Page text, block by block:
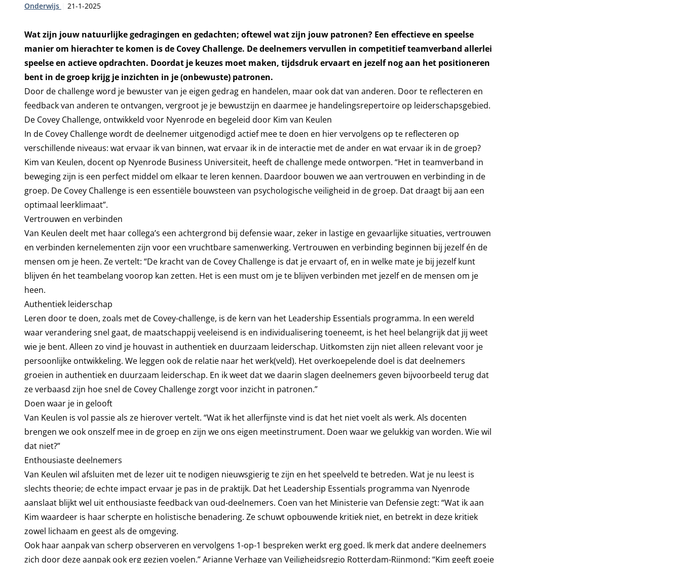
Type:
Onderwijs Publicatiedatum:
21-1-2025
Wat zijn jouw natuurlijke gedragingen en gedachten; oftewel wat zijn jouw patronen? Een effectieve en speelse
manier om hierachter te komen is de Covey Challenge. De deelnemers vervullen in competitief teamverband allerlei
speelse en actieve opdrachten. Doordat je keuzes moet maken, tijdsdruk ervaart en jezelf nog aan het positioneren
bent in de groep krijg je inzichten in je (onbewuste) patronen.
Door de challenge word je bewuster van je eigen gedrag en handelen, maar ook dat van anderen. Door te reflecteren en
feedback van anderen te ontvangen, vergroot je je bewustzijn en daarmee je handelingsrepertoire op leiderschapsgebied.
De Covey Challenge, ontwikkeld voor Nyenrode en begeleid door Kim van Keulen
In de Covey Challenge wordt de deelnemer uitgenodigd actief mee te doen en hier vervolgens op te reflecteren op
verschillende niveaus: wat ervaar ik van binnen, wat ervaar ik in de interactie met de ander en wat ervaar ik in de groep?
Kim van Keulen, docent op Nyenrode Business Universiteit, heeft de challenge mede ontworpen. “Het in teamverband in
beweging zijn is een perfect middel om elkaar te leren kennen. Daardoor bouwen we aan vertrouwen en verbinding in de
groep. De Covey Challenge is een essentiële bouwsteen van psychologische veiligheid in de groep. Dat draagt bij aan een
optimaal leerklimaat”.
Vertrouwen en verbinden
Van Keulen deelt met haar collega’s een achtergrond bij defensie waar, zeker in lastige en gevaarlijke situaties, vertrouwen
en verbinden kernelementen zijn voor een vruchtbare samenwerking. Vertrouwen en verbinding beginnen bij jezelf én de
mensen om je heen. Ze vertelt: “De kracht van de Covey Challenge is dat je ervaart of, en in welke mate je bij jezelf kunt
blijven én het teambelang voorop kan zetten. Het is een must om je te blijven verbinden met jezelf en de mensen om je
heen.
Authentiek leiderschap
Leren door te doen, zoals met de Covey-challenge, is de kern van het Leadership Essentials programma. In een wereld
waar verandering snel gaat, de maatschappij veeleisend is en individualisering toeneemt, is het heel belangrijk dat jij weet
wie je bent. Alleen zo vind je houvast in authentiek en duurzaam leiderschap. Uitkomsten zijn niet alleen relevant voor je
persoonlijke ontwikkeling. We leggen ook de relatie naar het werk(veld). Het overkoepelende doel is dat deelnemers
groeien in authentiek en duurzaam leiderschap. En ik weet dat we daarin slagen deelnemers geven bijvoorbeeld terug dat
ze verbaasd zijn hoe snel de Covey Challenge zorgt voor inzicht in patronen.”
Doen waar je in gelooft
Van Keulen is vol passie als ze hierover vertelt. “Wat ik het allerfijnste vind is dat het niet voelt als werk. Als docenten
brengen we ook onszelf mee in de groep en zijn we ons eigen meetinstrument. Doen waar we gelukkig van worden. Wie wil
dat niet?”
Enthousiaste deelnemers
Van Keulen wil afsluiten met de lezer uit te nodigen nieuwsgierig te zijn en het speelveld te betreden. Wat je nu leest is
slechts theorie; de echte impact ervaar je pas in de praktijk. Dat het Leadership Essentials programma van Nyenrode
aanslaat blijkt wel uit enthousiaste feedback van oud-deelnemers. Coen van het Ministerie van Defensie zegt: “Wat ik aan
Kim waardeer is haar scherpte en holistische benadering. Ze schuwt opbouwende kritiek niet, en betrekt in deze kritiek
zowel lichaam en geest als de omgeving.
Ook haar aanpak van scherp observeren en vervolgens 1-op-1 bespreken werkt erg goed. Ik merk dat andere deelnemers
zich door deze aanpak ook erg gezien voelen.” Arianne Verhage van Veiligheidsregio Rotterdam-Rijnmond: “Kim geeft goeie